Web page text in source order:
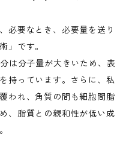
必要なとき、必要量を送り
」です。
は分子量が大きいため、表
持っています。さらに、私
われ、角質の間も細胞間脂
、脂質との親和性が低い成